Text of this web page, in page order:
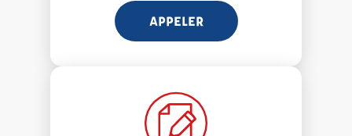
APPELER